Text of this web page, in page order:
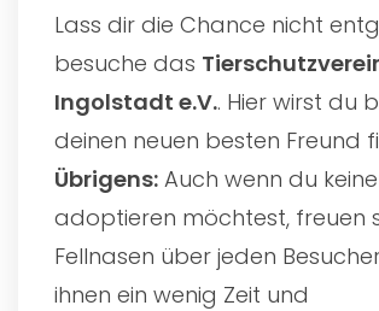
Lass dir die Chance nicht
besuche das
Ingolstadt e.V.. Hier wirst du
deinen neuen besten Freund
Übrigens: Auch wenn du
adoptieren möchtest, freuen
Fellnasen über jeden
ihnen ein wenig Zeit und